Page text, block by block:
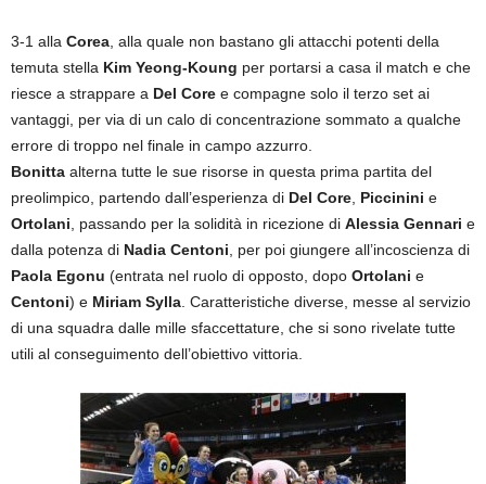
3-1 alla Corea, alla quale non bastano gli attacchi potenti della
temuta stella Kim Yeong-Koung per portarsi a casa il match e che
riesce a strappare a Del Core e compagne solo il terzo set ai
vantaggi, per via di un calo di concentrazione sommato a qualche
errore di troppo nel finale in campo azzurro.
Bonitta alterna tutte le sue risorse in questa prima partita del
preolimpico, partendo dall’esperienza di Del Core, Piccinini e
Ortolani, passando per la solidità in ricezione di Alessia Gennari e
dalla potenza di Nadia Centoni, per poi giungere all’incoscienza di
Paola Egonu (entrata nel ruolo di opposto, dopo Ortolani e
Centoni) e Miriam Sylla. Caratteristiche diverse, messe al servizio
di una squadra dalle mille sfaccettature, che si sono rivelate tutte
utili al conseguimento dell’obiettivo vittoria.